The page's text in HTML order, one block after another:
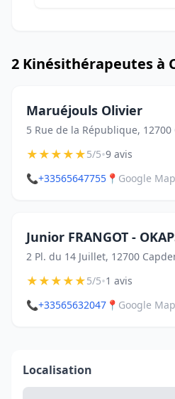
2 Kinésithérapeutes à
Maruéjouls Olivier
5 Rue de la République, 12700
★★★★★5/5•9 avis
📞+33565647755 📍 Google
Junior FRANGOT -
2 Pl. du 14 Juillet, 12700
★★★★★5/5•1 avis
📞+33565632047 📍 Google
Localisation